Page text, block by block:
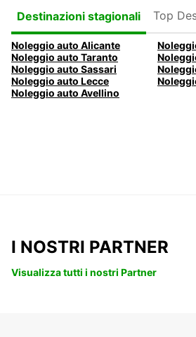
Destinazioni stagionali
Top
Noleggio auto Alicante
Noleggio auto Taranto
Noleggio auto Sassari
Noleggio auto Lecce
Noleggio auto Avellino
I NOSTRI PARTNER
Visualizza tutti i nostri Partner